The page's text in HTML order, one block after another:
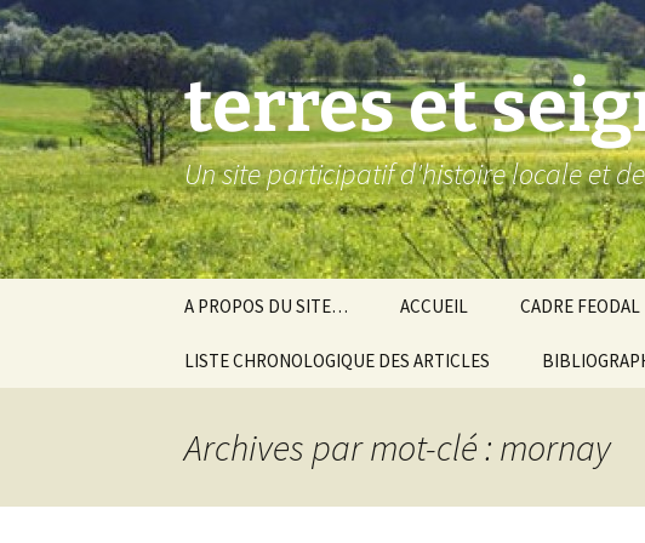
Aller
au
contenu
terres et
Un site participatif d'histoire locale et
A PROPOS DU SITE… ACCUEIL CADRE FEODAL
Baronnie de
Comté-duché
LISTE CHRONOLOGIQUE DES ARTICLES
Archives par mot-clé : mornay